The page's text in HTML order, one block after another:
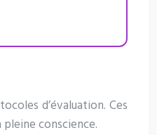
d’évaluation. Ces
conscience.